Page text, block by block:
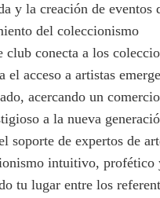
y la creación de eventos
del coleccionismo
club conecta a los
el acceso a artistas
acercando un
a la nueva
soporte de expertos de
intuitivo, profético
tu lugar entre los